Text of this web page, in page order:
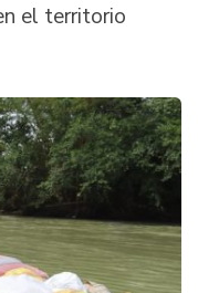
el territorio